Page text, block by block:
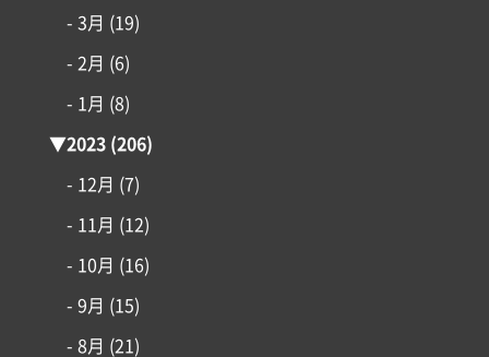
- 3月 (19)
- 2月 (6)
- 1月 (8)
▼2023(206)
- 12月 (7)
- 11月 (12)
- 10月 (16)
- 9月 (15)
- 8月 (21)